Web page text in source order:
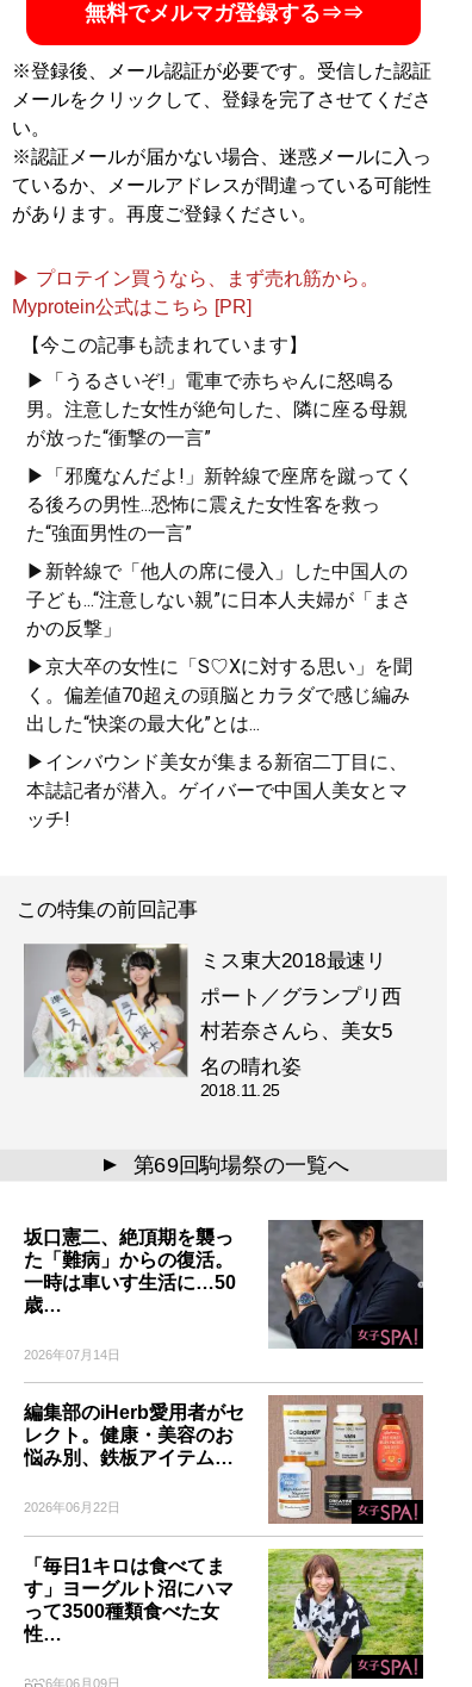
無料でメルマガ登録する⇒⇒
※登録後、メール認証が必要です。受信した認証
メールをクリックして、登録を完了させてくださ
い。
※認証メールが届かない場合、迷惑メールに入っ
ているか、メールアドレスが間違っている可能性
があります。再度ご登録ください。
▶ プロテイン買うなら、まず売れ筋から。
Myprotein公式はこちら [PR]
【今この記事も読まれています】
▶「うるさいぞ!」電車で赤ちゃんに怒鳴る
男。注意した女性が絶句した、隣に座る母親
が放った“衝撃の一言”
▶「邪魔なんだよ!」新幹線で座席を蹴ってく
る後ろの男性...恐怖に震えた女性客を救っ
た“強面男性の一言”
▶新幹線で「他人の席に侵入」した中国人の
子ども...“注意しない親”に日本人夫婦が「まさ
かの反撃」
▶京大卒の女性に「S♡Xに対する思い」を聞
く。偏差値70超えの頭脳とカラダで感じ編み
出した“快楽の最大化”とは...
▶インバウンド美女が集まる新宿二丁目に、
本誌記者が潜入。ゲイバーで中国人美女とマ
ッチ!
この特集の前回記事
ミス東大2018最速リ
ポート／グランプリ西
村若奈さんら、美女5
名の晴れ姿
2018.11.25
▲ 第69回駒場祭の一覧へ
坂口憲二、絶頂期を襲っ
た「難病」からの復活。
一時は車いす生活に…50
歳…
2026年07月14日
編集部のiHerb愛用者がセ
レクト。健康・美容のお
悩み別、鉄板アイテム…
2026年06月22日
「毎日1キロは食べてま
す」ヨーグルト沼にハマ
って3500種類食べた女
性…
2026年06月09日